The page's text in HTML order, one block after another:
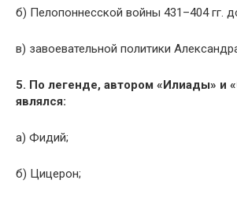
б) Пелопоннесской войны 431–404 гг.
в) завоевательной политики
5. По легенде, автором «Илиады» и
являлся:
а) Фидий;
б) Цицерон;